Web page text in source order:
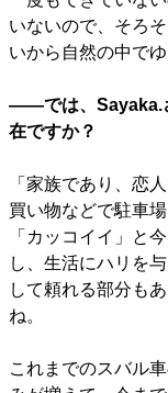
いないので、そろ
いから自然の中で
――では、Sayaka.
在ですか？
「家族であり、恋
買い物などで駐車
「カッコイイ」と
し、生活にハリを
して頼れる部分も
ね。
これまでのスバル